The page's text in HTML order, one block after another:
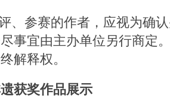
、参赛的作者，应视为确
事宜由主办单位另行商定
解释权。
获奖作品展示